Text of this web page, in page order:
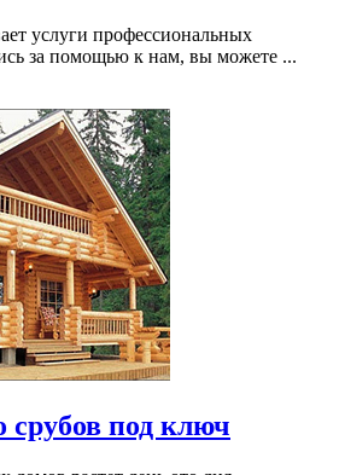
услуги профессиональных
за помощью к нам, вы можете ...
срубов под ключ